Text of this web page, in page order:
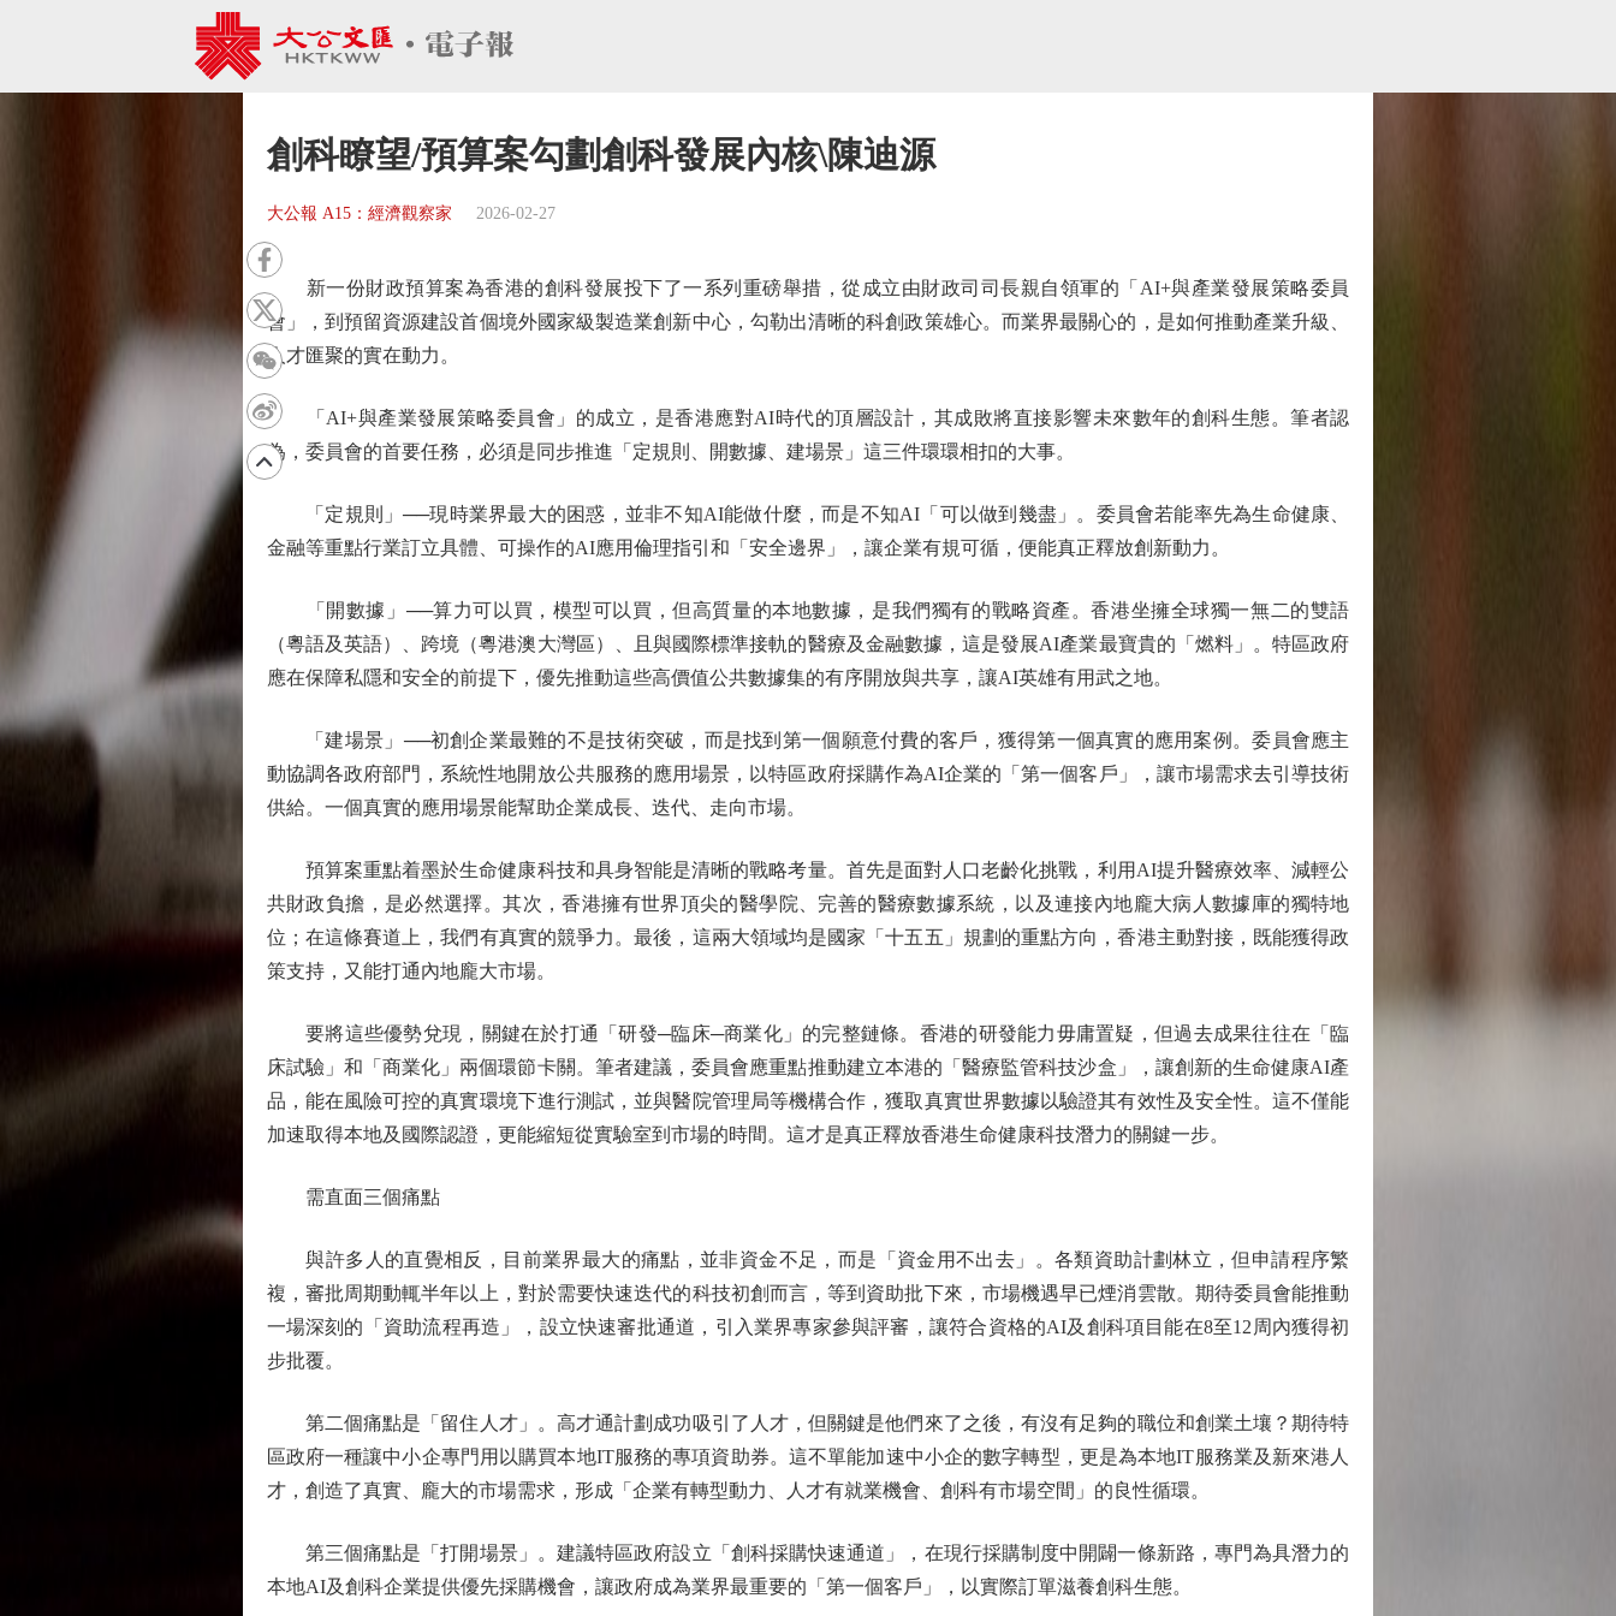
創科瞭望/預算案勾劃創科發展內核\陳迪源
大公報 A15：經濟觀察家 2026-02-27
新一份財政預算案為香港的創科發展投下了一系列重磅舉措，從成立由財政司司長親自領軍的「AI+與產業發展策略委員
會」，到預留資源建設首個境外國家級製造業創新中心，勾勒出清晰的科創政策雄心。而業界最關心的，是如何推動產業升級、
人才匯聚的實在動力。
「AI+與產業發展策略委員會」的成立，是香港應對AI時代的頂層設計，其成敗將直接影響未來數年的創科生態。筆者認
為，委員會的首要任務，必須是同步推進「定規則、開數據、建場景」這三件環環相扣的大事。
「定規則」──現時業界最大的困惑，並非不知AI能做什麼，而是不知AI「可以做到幾盡」。委員會若能率先為生命健康、
金融等重點行業訂立具體、可操作的AI應用倫理指引和「安全邊界」，讓企業有規可循，便能真正釋放創新動力。
「開數據」──算力可以買，模型可以買，但高質量的本地數據，是我們獨有的戰略資產。香港坐擁全球獨一無二的雙語
（粵語及英語）、跨境（粵港澳大灣區）、且與國際標準接軌的醫療及金融數據，這是發展AI產業最寶貴的「燃料」。特區政府
應在保障私隱和安全的前提下，優先推動這些高價值公共數據集的有序開放與共享，讓AI英雄有用武之地。
「建場景」──初創企業最難的不是技術突破，而是找到第一個願意付費的客戶，獲得第一個真實的應用案例。委員會應主
動協調各政府部門，系統性地開放公共服務的應用場景，以特區政府採購作為AI企業的「第一個客戶」，讓市場需求去引導技術
供給。一個真實的應用場景能幫助企業成長、迭代、走向市場。
預算案重點着墨於生命健康科技和具身智能是清晰的戰略考量。首先是面對人口老齡化挑戰，利用AI提升醫療效率、減輕公
共財政負擔，是必然選擇。其次，香港擁有世界頂尖的醫學院、完善的醫療數據系統，以及連接內地龐大病人數據庫的獨特地
位；在這條賽道上，我們有真實的競爭力。最後，這兩大領域均是國家「十五五」規劃的重點方向，香港主動對接，既能獲得政
策支持，又能打通內地龐大市場。
要將這些優勢兌現，關鍵在於打通「研發─臨床─商業化」的完整鏈條。香港的研發能力毋庸置疑，但過去成果往往在「臨
床試驗」和「商業化」兩個環節卡關。筆者建議，委員會應重點推動建立本港的「醫療監管科技沙盒」，讓創新的生命健康AI產
品，能在風險可控的真實環境下進行測試，並與醫院管理局等機構合作，獲取真實世界數據以驗證其有效性及安全性。這不僅能
加速取得本地及國際認證，更能縮短從實驗室到市場的時間。這才是真正釋放香港生命健康科技潛力的關鍵一步。
需直面三個痛點
與許多人的直覺相反，目前業界最大的痛點，並非資金不足，而是「資金用不出去」。各類資助計劃林立，但申請程序繁
複，審批周期動輒半年以上，對於需要快速迭代的科技初創而言，等到資助批下來，市場機遇早已煙消雲散。期待委員會能推動
一場深刻的「資助流程再造」，設立快速審批通道，引入業界專家參與評審，讓符合資格的AI及創科項目能在8至12周內獲得初
步批覆。
第二個痛點是「留住人才」。高才通計劃成功吸引了人才，但關鍵是他們來了之後，有沒有足夠的職位和創業土壤？期待特
區政府一種讓中小企專門用以購買本地IT服務的專項資助券。這不單能加速中小企的數字轉型，更是為本地IT服務業及新來港人
才，創造了真實、龐大的市場需求，形成「企業有轉型動力、人才有就業機會、創科有市場空間」的良性循環。
第三個痛點是「打開場景」。建議特區政府設立「創科採購快速通道」，在現行採購制度中開闢一條新路，專門為具潛力的
本地AI及創科企業提供優先採購機會，讓政府成為業界最重要的「第一個客戶」，以實際訂單滋養創科生態。